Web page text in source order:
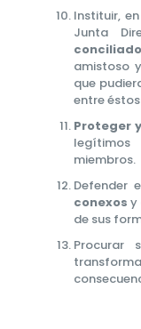
Instituir,
Junta
amistoso
que
entre
Proteger
miembros.
Defender
conexos y
de sus
Procurar